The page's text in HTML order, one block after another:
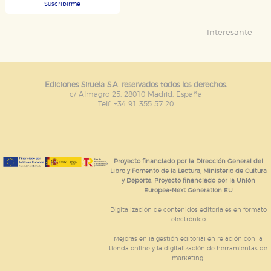
Suscribirme
Interesante
Ediciones Siruela S.A. reservados todos los derechos.
c/ Almagro 25. 28010 Madrid. España
Telf. +34 91 355 57 20
Proyecto financiado por la Dirección General del
Libro y Fomento de la Lectura, Ministerio de Cultura
y Deporte. Proyecto financiado por la Unión
Europea-Next Generation EU
Digitalización de contenidos editoriales en formato
electrónico
Mejoras en la gestión editorial en relación con la
tienda online y la digitalización de herramientas de
marketing.